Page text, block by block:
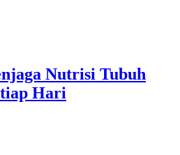
Nutrisi Tubuh
Hari